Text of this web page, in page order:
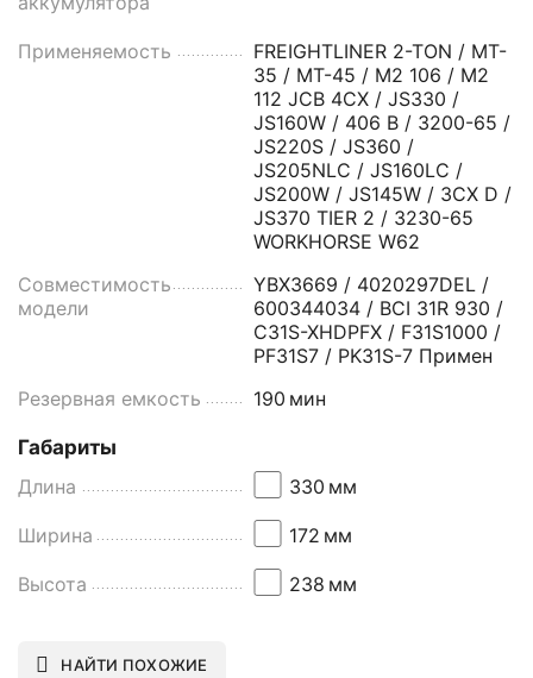
Применяемость
FREIGHTLINER 2-TON / MT-
35 / MT-45 / M2 106 / M2
112 JCB 4CX / JS330 /
JS160W / 406 B / 3200-65 /
JS220S / JS360 /
JS205NLC / JS160LC /
JS200W / JS145W / 3CX D /
JS370 TIER 2 / 3230-65
WORKHORSE W62
Совместимость
модели
YBX3669 / 4020297DEL /
600344034 / BCI 31R 930 /
C31S-XHDPFX / F31S1000 /
PF31S7 / PK31S-7 Примен
Резервная емкость
190 мин
Габариты
Длина
330 мм
Ширина 172 мм
Высота 238 мм
НАЙТИ ПОХОЖИЕ